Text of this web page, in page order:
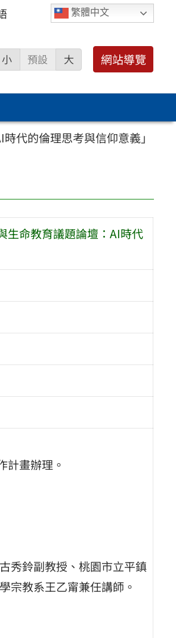
繁體中文
小 預設 大 網站導覽
代的倫理思考與信仰意義」
生命教育議題論壇：AI時代
計畫辦理。
秀鈴副教授、桃園市立平鎮
宗教系王乙甯兼任講師。